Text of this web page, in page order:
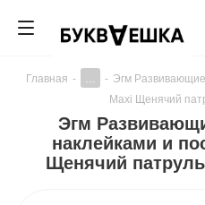
Главная - - Эгм
Maxi Щенячий
Эгм
наклейками и
Щенячий